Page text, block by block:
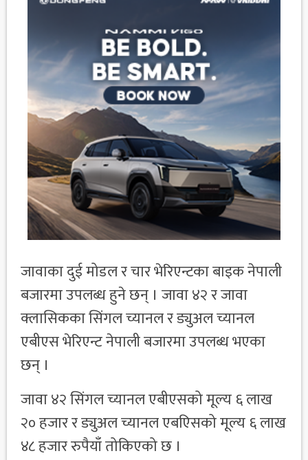
जावाका दुई मोडल र चार भेरिएन्टका बाइक नेपाली
बजारमा उपलब्ध हुने छन् । जावा ४२ र जावा
क्लासिकका सिंगल च्यानल र ड्युअल च्यानल
एबीएस भेरिएन्ट नेपाली बजारमा उपलब्ध भएका
छन् ।
जावा ४२ सिंगल च्यानल एबीएसको मूल्य ६ लाख
२० हजार र ड्युअल च्यानल एबएिसको मूल्य ६ लाख
४८ हजार रुपैयाँ तोकिएको छ ।